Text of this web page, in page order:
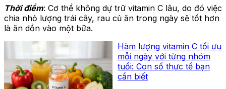
Thời điểm: Cơ thể không dự trữ vitamin C lâu, do đó việc
chia nhỏ lượng trái cây, rau củ ăn trong ngày sẽ tốt hơn
là ăn dồn vào một bữa.
Hàm lượng vitamin C tối ưu
mỗi ngày với từng nhóm
tuổi: Con số thực tế bạn
cần biết